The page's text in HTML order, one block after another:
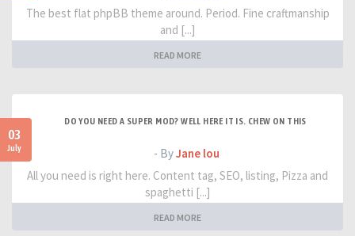
The best flat phpBB theme around. Period. Fine craftmanship
and [...]
READ MORE
03
July
DO YOU NEED A SUPER MOD? WELL HERE IT IS. CHEW ON THIS
- ByJane lou
All you need is right here. Content tag, SEO, listing, Pizza and
spaghetti [...]
READ MORE